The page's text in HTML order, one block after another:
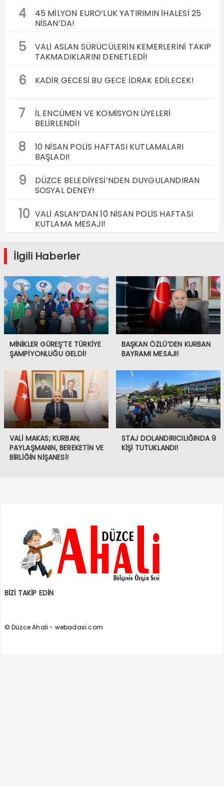
4
45 MİLYON EURO’LUK YATIRIMIN İHALESİ 25
NİSAN’DA!
5
VALİ ASLAN SÜRÜCÜLERİN KEMERLERİNİ TAKIP
TAKMADIKLARINI DENETLEDİ!
6 KADİR GECESİ BU GECE İDRAK EDİLECEK!
7
İL ENCÜMEN VE KOMİSYON ÜYELERİ
BELİRLENDİ!
8
10 NİSAN POLİS HAFTASI KUTLAMALARI
BAŞLADI!
9
DÜZCE BELEDİYESİ’NDEN DUYGULANDIRAN
SOSYAL DENEY!
10 VALİ ASLAN’DAN 10 NİSAN POLİS HAFTASI
KUTLAMA MESAJI!
İlgili Haberler
MİNİKLER GÜREŞ’TE TÜRKİYE
ŞAMPİYONLUĞU GELDİ!
BAŞKAN ÖZLÜ’DEN KURBAN
BAYRAMI MESAJI!
VALİ MAKAS; KURBAN;
PAYLAŞMANIN, BEREKETİN VE
BİRLİĞİN NİŞANESİ!
STAJ DOLANDIRICILIĞINDA 9
KİŞİ TUTUKLANDI!
BİZİ TAKİP EDİN
© Düzce Ahali - webadasi.com